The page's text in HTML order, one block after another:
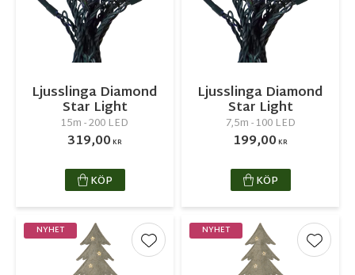
Ljusslinga Diamond
Star Light
15m - 200 LED
319,00KR
KÖP
Ljusslinga Diamond
Star Light
7,5m - 100 LED
199,00KR
KÖP
NYHET
Lägg till i favoriter
NYHET
Lägg